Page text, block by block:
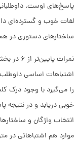
پاسخ‌های اوست.
لغات خوب و گسترده‌ای
ساختارهای دستوری در
نمرات
را می‌گیرد با وجود درک
خوبی دریابد و در
انتخاب واژگان و
موارد هم اشتباهاتی در